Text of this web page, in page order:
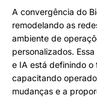
A convergência do
remodelando as
ambiente de
personalizados.
e IA está definindo o
capacitando
mudanças e a